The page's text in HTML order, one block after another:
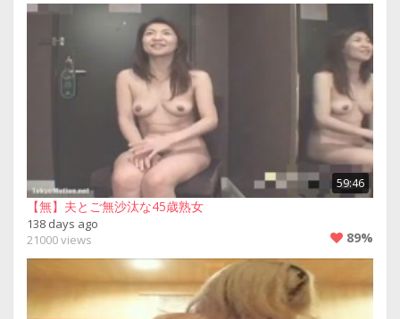
59:46
【無】夫とご無沙汰な45歳熟女
138 days ago
21000 views
89%